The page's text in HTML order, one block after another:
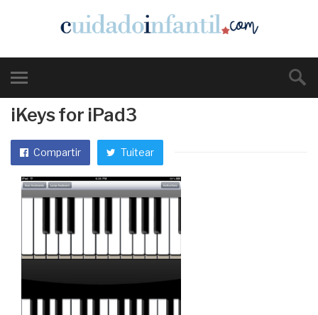
iKeys for iPad3
Compartir Tuitear